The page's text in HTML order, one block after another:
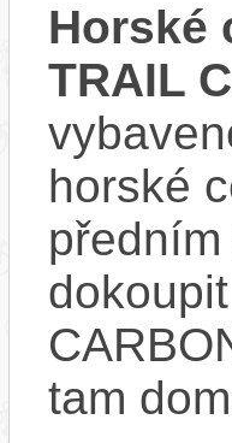
Horské
TRAIL
horské
tam